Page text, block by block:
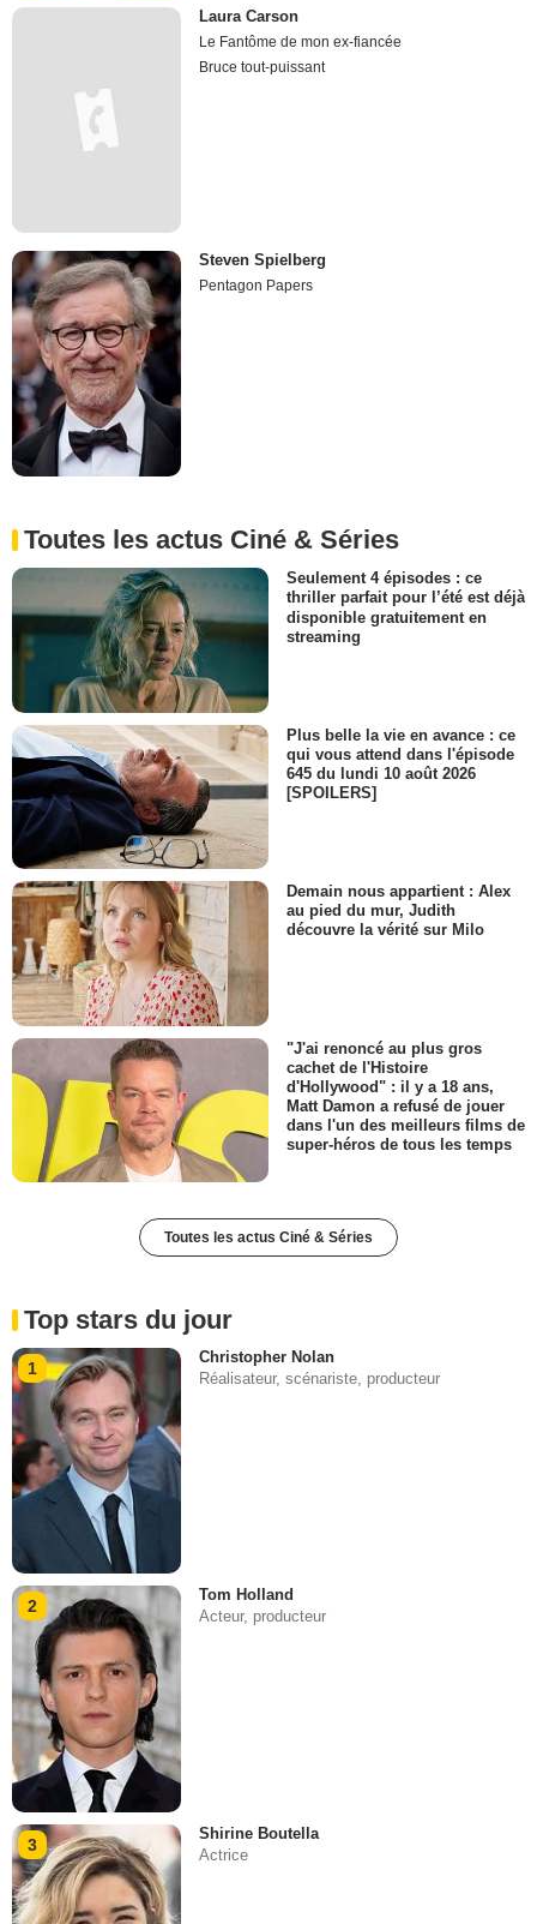
Laura Carson
Le Fantôme de mon ex-fiancée
Bruce tout-puissant
Steven Spielberg
Pentagon Papers
Toutes les actus Ciné & Séries
Seulement 4 épisodes : ce
thriller parfait pour l’été est déjà
disponible gratuitement en
streaming
Plus belle la vie en avance : ce
qui vous attend dans l'épisode
645 du lundi 10 août 2026
[SPOILERS]
Demain nous appartient : Alex
au pied du mur, Judith
découvre la vérité sur Milo
"J'ai renoncé au plus gros
cachet de l'Histoire
d'Hollywood" : il y a 18 ans,
Matt Damon a refusé de jouer
dans l'un des meilleurs films de
super-héros de tous les temps
Toutes les actus Ciné & Séries
Top stars du jour
1
Christopher Nolan
Réalisateur, scénariste, producteur
2
Tom Holland
Acteur, producteur
3
Shirine Boutella
Actrice